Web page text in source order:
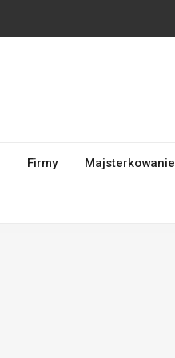
Firmy Majsterkowanie